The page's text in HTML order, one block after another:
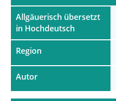
Allgäuerisch übersetzt
in Hochdeutsch
Region
Autor